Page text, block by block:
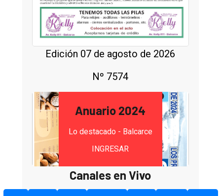
Edición 07 de agosto de 2026
Nº 7574
Anuario 2024
Lo destacado - Balcarce
INGRESAR
Canales en Vivo